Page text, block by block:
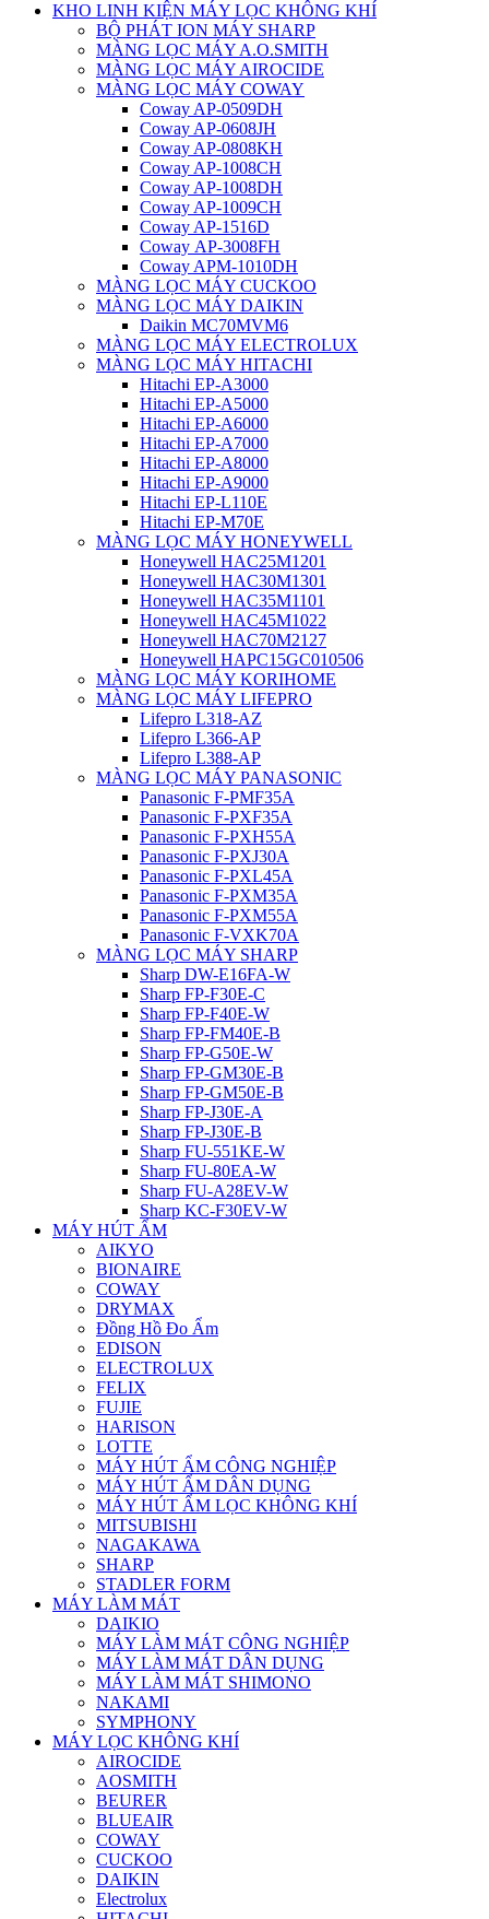
KHO LINH KIỆN MÁY LỌC KHÔNG KHÍ
BỘ PHÁT ION MÁY SHARP
MÀNG LỌC MÁY A.O.SMITH
MÀNG LỌC MÁY AIROCIDE
MÀNG LỌC MÁY COWAY
Coway AP-0509DH
Coway AP-0608JH
Coway AP-0808KH
Coway AP-1008CH
Coway AP-1008DH
Coway AP-1009CH
Coway AP-1516D
Coway AP-3008FH
Coway APM-1010DH
MÀNG LỌC MÁY CUCKOO
MÀNG LỌC MÁY DAIKIN
Daikin MC70MVM6
MÀNG LỌC MÁY ELECTROLUX
MÀNG LỌC MÁY HITACHI
Hitachi EP-A3000
Hitachi EP-A5000
Hitachi EP-A6000
Hitachi EP-A7000
Hitachi EP-A8000
Hitachi EP-A9000
Hitachi EP-L110E
Hitachi EP-M70E
MÀNG LỌC MÁY HONEYWELL
Honeywell HAC25M1201
Honeywell HAC30M1301
Honeywell HAC35M1101
Honeywell HAC45M1022
Honeywell HAC70M2127
Honeywell HAPC15GC010506
MÀNG LỌC MÁY KORIHOME
MÀNG LỌC MÁY LIFEPRO
Lifepro L318-AZ
Lifepro L366-AP
Lifepro L388-AP
MÀNG LỌC MÁY PANASONIC
Panasonic F-PMF35A
Panasonic F-PXF35A
Panasonic F-PXH55A
Panasonic F-PXJ30A
Panasonic F-PXL45A
Panasonic F-PXM35A
Panasonic F-PXM55A
Panasonic F-VXK70A
MÀNG LỌC MÁY SHARP
Sharp DW-E16FA-W
Sharp FP-F30E-C
Sharp FP-F40E-W
Sharp FP-FM40E-B
Sharp FP-G50E-W
Sharp FP-GM30E-B
Sharp FP-GM50E-B
Sharp FP-J30E-A
Sharp FP-J30E-B
Sharp FU-551KE-W
Sharp FU-80EA-W
Sharp FU-A28EV-W
Sharp KC-F30EV-W
MÁY HÚT ẨM
AIKYO
BIONAIRE
COWAY
DRYMAX
Đồng Hồ Đo Ẩm
EDISON
ELECTROLUX
FELIX
FUJIE
HARISON
LOTTE
MÁY HÚT ẨM CÔNG NGHIỆP
MÁY HÚT ẨM DÂN DỤNG
MÁY HÚT ẨM LỌC KHÔNG KHÍ
MITSUBISHI
NAGAKAWA
SHARP
STADLER FORM
MÁY LÀM MÁT
DAIKIO
MÁY LÀM MÁT CÔNG NGHIỆP
MÁY LÀM MÁT DÂN DỤNG
MÁY LÀM MÁT SHIMONO
NAKAMI
SYMPHONY
MÁY LỌC KHÔNG KHÍ
AIROCIDE
AOSMITH
BEURER
BLUEAIR
COWAY
CUCKOO
DAIKIN
Electrolux